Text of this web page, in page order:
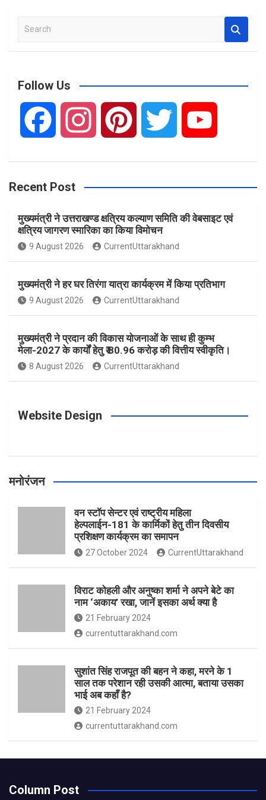
a
c
Follow Us
c
e
b
o
o
k
s
t
a
g
r
a
n
t
e
r
e
s
i
t
e
r
u
u
Recent Post
मुख्यमंत्री ने उत्तराखण्ड क्षत्रिय कल्याण समिति की वेबसाइट एवं
क्षत्रिय जागरण स्मारिका का किया विमोचन
9 August 2026 CurrentUttarakhand
मुख्यमंत्री ने हर घर तिरंगा यात्रा कार्यक्रम में किया प्रतिभाग
9 August 2026 CurrentUttarakhand
मुख्यमंत्री ने प्रदान की विकास योजनाओं के साथ ही कुम्भ
मेला-2027 के कार्यों हेतु ₹ 80.96 करोड़ की वित्तीय स्वीकृति।
8 August 2026 CurrentUttarakhand
Website Design
मनोरंजन
वन स्टॉप सेन्टर एवं राष्ट्रीय महिला
हेल्पलाईन-181 के कार्मिकों हेतु तीन दिवसीय
प्रशिक्षण कार्यक्रम का समापन
27 October 2024 CurrentUttarakhand
विराट कोहली और अनुष्का शर्मा ने अपने बेटे का
नाम ‘अकाय’ रखा, जानें इसका अर्थ क्‍या है
21 February 2024
currentuttarakhand.com
सुशांत सिंह राजपूत की बहन ने कहा, मरने के 1
साल तक परेशान रही उसकी आत्मा, बताया उसका
भाई अब कहाँ है?
21 February 2024
currentuttarakhand.com
Column Post